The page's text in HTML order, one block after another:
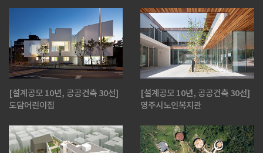
[설계공모 10년, 공공건축 30선]
도담어린이집
[설계공모 10년, 공공건축 30선]
영주시노인복지관